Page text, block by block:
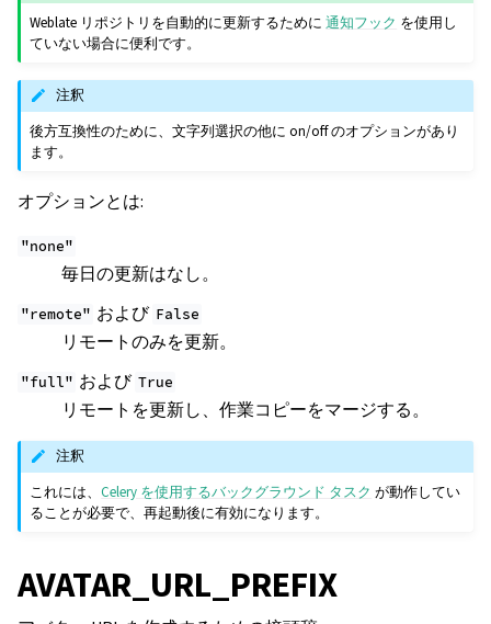
Weblate リポジトリを自動的に更新するために通知フック を使用し
ていない場合に便利です。
注釈
後方互換性のために、文字列選択の他に on/off のオプションがあり
ます。
オプションとは:
"none"
毎日の更新はなし。
"remote" および False
リモートのみを更新。
"full" および True
リモートを更新し、作業コピーをマージする。
注釈
これには、Celery を使用するバックグラウンド タスク が動作してい
ることが必要で、再起動後に有効になります。
AVATAR_URL_PREFIX